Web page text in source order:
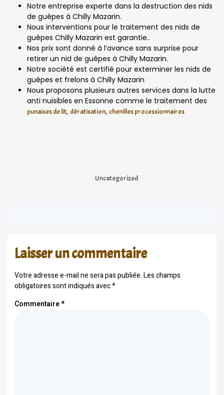
Notre entreprise experte dans la destruction des nids
de guêpes à Chilly Mazarin.
Nous interventions pour le traitement des nids de
guêpes Chilly Mazarin est garantie..
Nos prix sont donné à l’avance sans surprise pour
retirer un nid de guêpes à Chilly Mazarin.
Notre société est certifié pour exterminer les nids de
guêpes et frelons à Chilly Mazarin
Nous proposons plusieurs autres services dans la lutte
anti nuisibles en Essonne comme le traitement des
punaises de lit, dératisation, chenilles processionnaires
Uncategorized
Laisser un commentaire
Votre adresse e-mail ne sera pas publiée.Les champs
obligatoires sont indiqués avec*
Commentaire*